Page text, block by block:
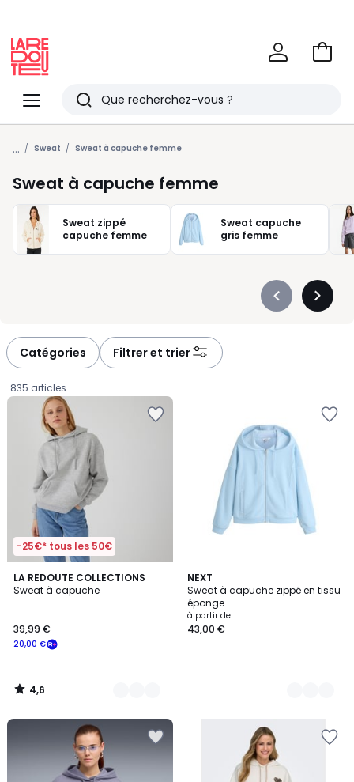
Menu
Redoute
Rechercher
Derniers
articles
vus
Voir
... Sweat Sweat à capuche femme
Sweat à capuche femme
Sweat zippé
capuche femme
Sweat capuche
gris femme
Précédent
Catégories Filtrer et trier
835 articles
-25€* tous les 50€
LA REDOUTE COLLECTIONS
Sweat à capuche
€
souscrivez
notre
programme
20,00 €
39,99 €
4,6
/ 5
2
Couleurs
4,6
/
NEXT
Sweat à capuche zippé en tissu
éponge
à partir de
43,00 €
5
Couleurs